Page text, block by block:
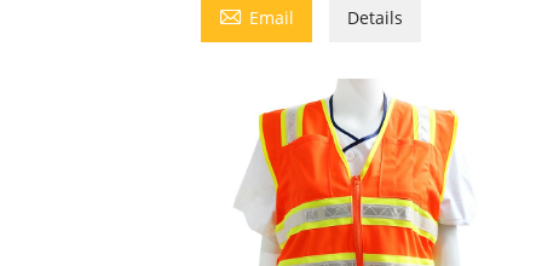
 Email Details